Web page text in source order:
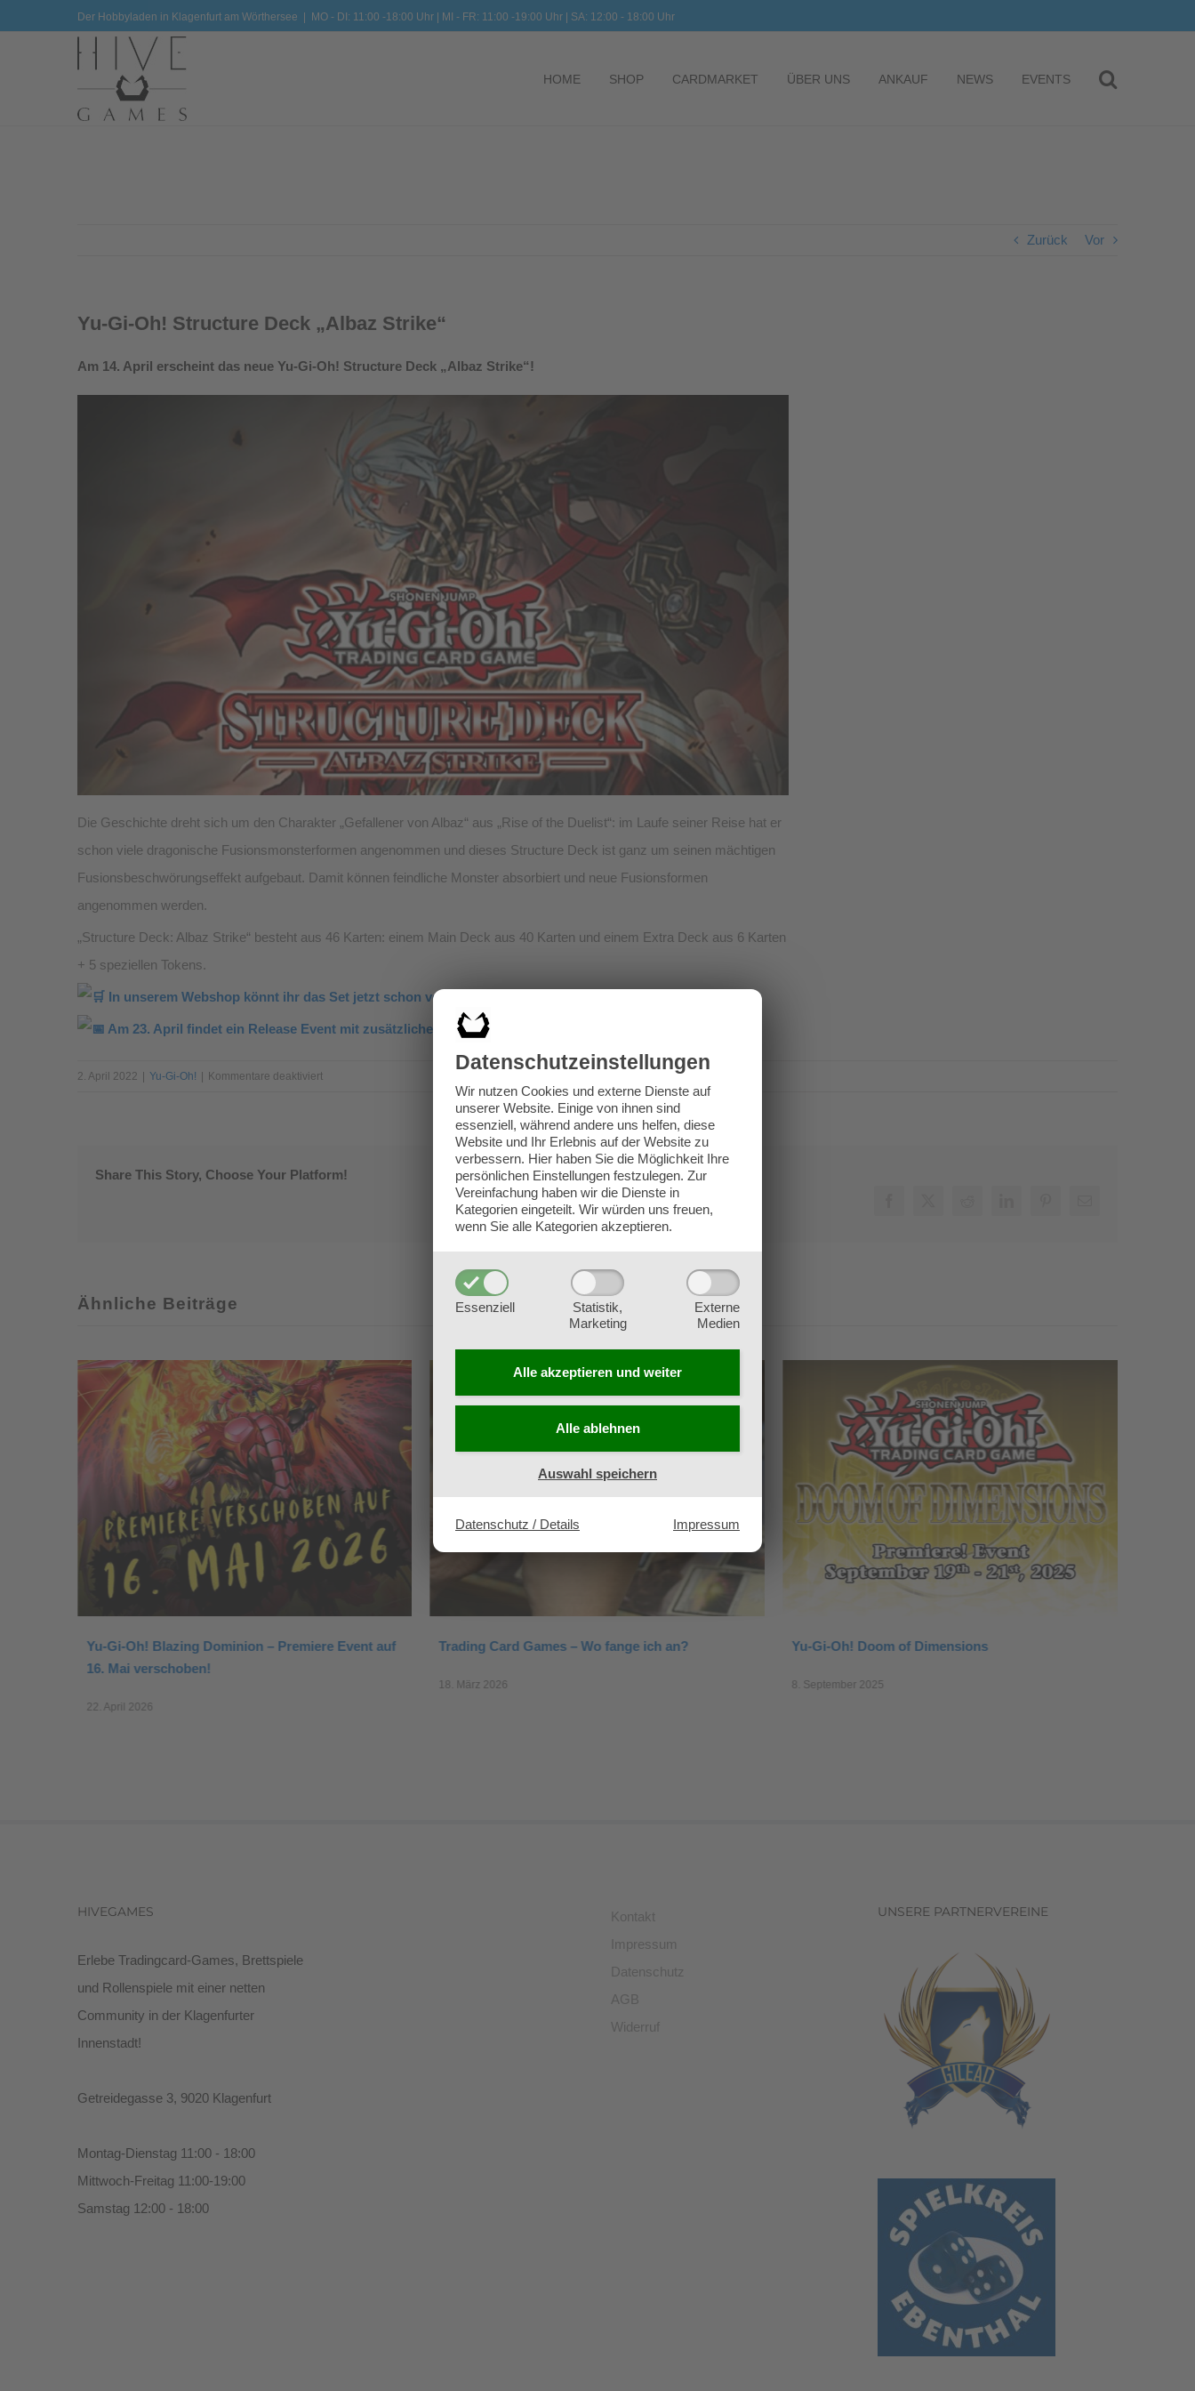
Datenschutz­einstellungen
Wir nutzen Cookies und externe Dienste auf
unserer Website. Einige von ihnen sind
essenziell, während andere uns helfen, diese
Website und Ihr Erlebnis auf der Website zu
verbessern. Hier haben Sie die Möglichkeit Ihre
persönlichen Einstellungen festzulegen. Zur
Vereinfachung haben wir die Dienste in
Kategorien eingeteilt. Wir würden uns freuen,
wenn Sie alle Kategorien akzeptieren.
Essenziell
Statistik,
Marketing
Externe
Medien
Alle akzeptieren und weiter
Alle ablehnen
Auswahl speichern
Datenschutz / Details Impressum
Der Hobbyladen in Klagenfurt am Wörthersee MO - DI: 11:00 -18:00 Uhr | MI - FR: 11:00 -19:00 Uhr | SA: 12:00 - 18:00 Uhr
HOME SHOP CARDMARKET ÜBER UNS ANKAUF NEWS EVENTS
Zurück Vor
Yu-Gi-Oh! Structure Deck „Albaz Strike“
Am 14. April erscheint das neue Yu-Gi-Oh! Structure Deck „Albaz Strike“!
Die Geschichte dreht sich um den Charakter „Gefallener von Albaz“ aus „Rise of the Duelist“: im Laufe seiner Reise hat er
schon viele dragonische Fusionsmonsterformen angenommen und dieses Structure Deck ist ganz um seinen mächtigen
Fusionsbeschwörungseffekt aufgebaut. Damit können feindliche Monster absorbiert und neue Fusionsformen
angenommen werden.
„Structure Deck: Albaz Strike“ besteht aus 46 Karten: einem Main Deck aus 40 Karten und einem Extra Deck aus 6 Karten
+ 5 speziellen Tokens.
In unserem Webshop könnt ihr das Set jetzt schon vorbestellen!
Am 23. April findet ein Release Event mit zusätzlichen Preisen statt.
2. April 2022 | Yu-Gi-Oh! | Kommentare deaktiviertfür
Deck
Share This Story, Choose Your Platform!
Ähnliche Beiträge
Yu-Gi-Oh! Blazing Dominion – Premiere Event auf
16. Mai verschoben!
22. April 2026
Trading Card Games – Wo fange ich an?
18. März 2026
Yu-Gi-Oh! Doom of Dimensions
8. September 2025
HIVEGAMES
Erlebe Tradingcard-Games, Brettspiele
und Rollenspiele mit einer netten
Community in der Klagenfurter
Innenstadt!
Getreidegasse 3, 9020 Klagenfurt
Montag-Dienstag 11:00 - 18:00
Mittwoch-Freitag 11:00-19:00
Samstag 12:00 - 18:00
Kontakt
Impressum
Datenschutz
AGB
Widerruf
UNSERE PARTNERVEREINE